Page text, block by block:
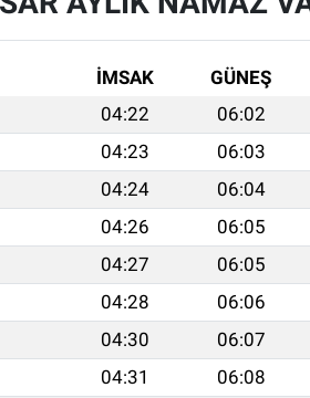
İMSAK GÜNEŞ
04:22 06:02
04:23 06:03
04:24 06:04
04:26 06:05
04:27 06:05
04:28 06:06
04:30 06:07
04:31 06:08